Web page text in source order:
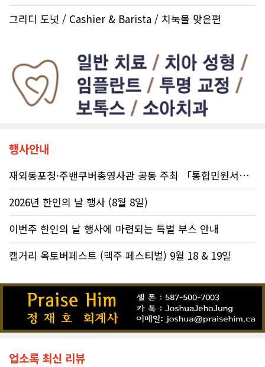
그리디 도넛 / Cashier & Barista / 치눅몰 맞은편
행사안내
재외동포청·주밴쿠버총영사관 공동 주최 「통합민원서비스 온라인 화상상담회..
2026년 한인의 날 행사 (8월 8일)
이번주 한인의 날 행사에 마련되는 특별 부스 안내
캘거리 옥토버페스트 (맥주 페스티벌) 9월 18 & 19일
업소록 최신 리뷰